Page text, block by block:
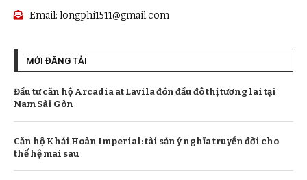
Email: longphi1511@gmail.com
MỚI ĐĂNG TẢI
Đầu tư căn hộ Arcadia at Lavila đón đầu đô thị tương lai tại
Nam Sài Gòn
Căn hộ Khải Hoàn Imperial: tài sản ý nghĩa truyền đời cho
thế hệ mai sau